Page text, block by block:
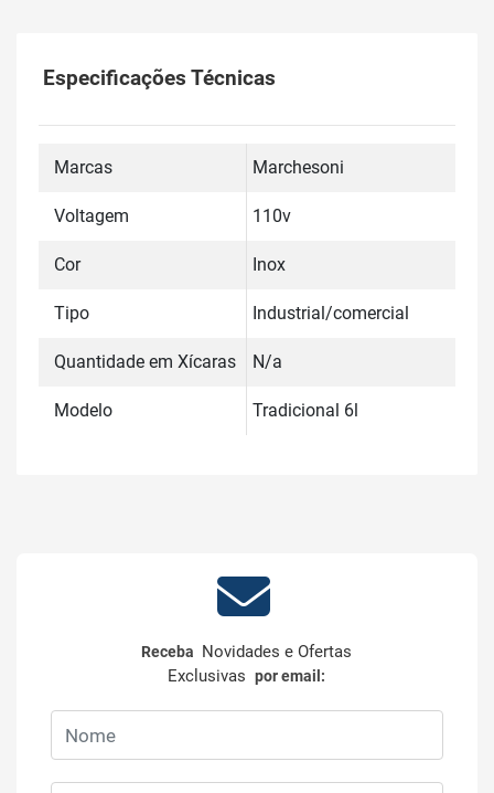
Especificações Técnicas
Marcas Marchesoni
Voltagem 110v
Cor Inox
Tipo Industrial/comercial
Quantidade em Xícaras N/a
Modelo Tradicional 6l
Receba Novidades e Ofertas
Exclusivaspor email: